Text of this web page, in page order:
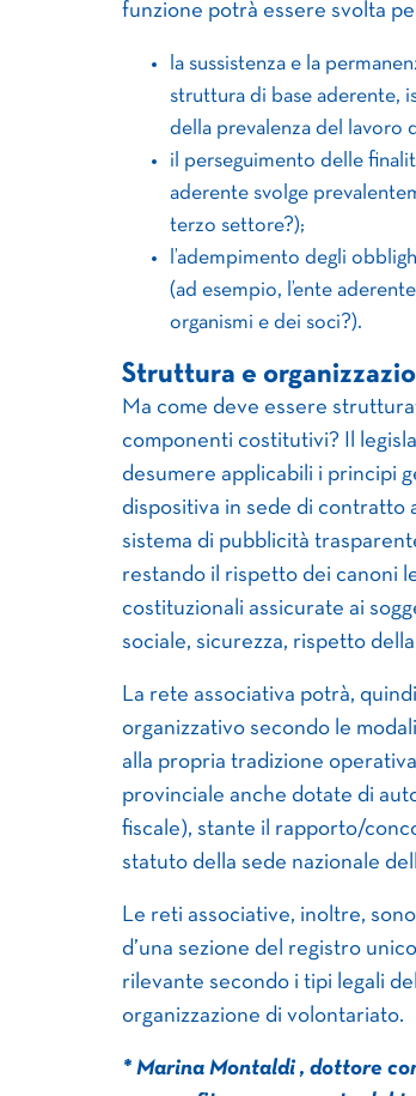
funzione potrà essere svolta
la sussistenza e la
struttura di base aderente,
della prevalenza del lavoro
il perseguimento delle
aderente svolge
terzo settore?);
l’adempimento degli
(ad esempio, l’ente
organismi e dei soci?).
Struttura e
Ma come deve essere
componenti costitutivi? Il
desumere applicabili i principi
dispositiva in sede di contratto
sistema di pubblicità
restando il rispetto dei canoni
costituzionali assicurate ai
sociale, sicurezza, rispetto
La rete associativa potrà,
organizzativo secondo le
alla propria tradizione
provinciale anche dotate di
fiscale), stante il rapporto/
statuto della sede nazionale
Le reti associative, inoltre,
d’una sezione del registro
rilevante secondo i tipi legali
organizzazione di volontariato.
* Marina Montaldi , dottore